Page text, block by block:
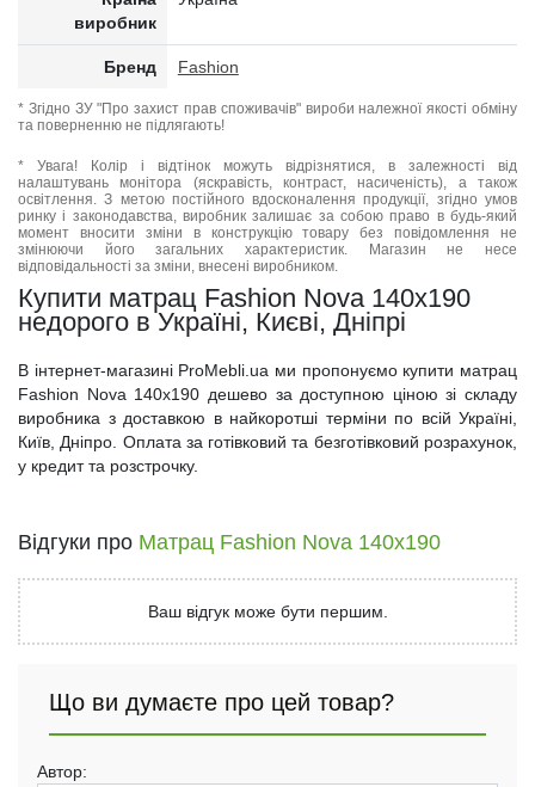
виробник
Бренд Fashion
* Згідно ЗУ "Про захист прав споживачів" вироби належної якості обміну
та поверненню не підлягають!
* Увага! Колір і відтінок можуть відрізнятися, в залежності від
налаштувань монітора (яскравість, контраст, насиченість), а також
освітлення. З метою постійного вдосконалення продукції, згідно умов
ринку і законодавства, виробник залишає за собою право в будь-який
момент вносити зміни в конструкцію товару без повідомлення не
змінюючи його загальних характеристик. Магазин не несе
відповідальності за зміни, внесені виробником.
Купити матрац Fashion Nova 140x190
недорого в Україні, Києві, Дніпрі
В інтернет-магазині ProMebli.ua ми пропонуємо купити матрац
Fashion Nova 140x190 дешево за доступною ціною зі складу
виробника з доставкою в найкоротші терміни по всій Україні,
Київ, Дніпро. Оплата за готівковий та безготівковий розрахунок,
у кредит та розстрочку.
Відгуки про Матрац Fashion Nova 140x190
Ваш відгук може бути першим.
Що ви думаєте про цей товар?
Автор: